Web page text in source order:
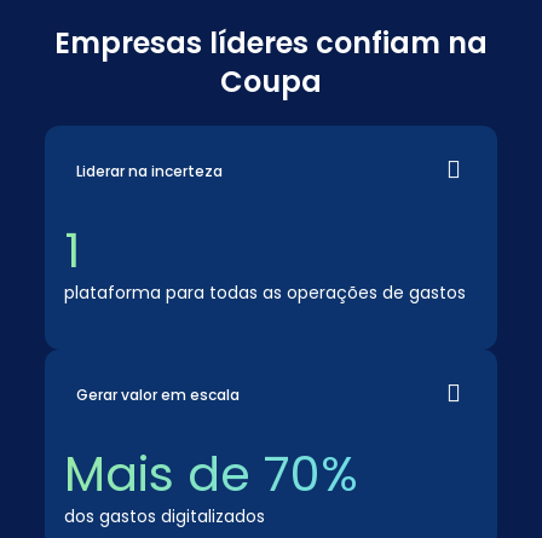
Empresas líderes confiam na
Coupa
Liderar na incerteza
1
plataforma para todas as operações de gastos
Gerar valor em escala
Mais de 70%
dos gastos digitalizados